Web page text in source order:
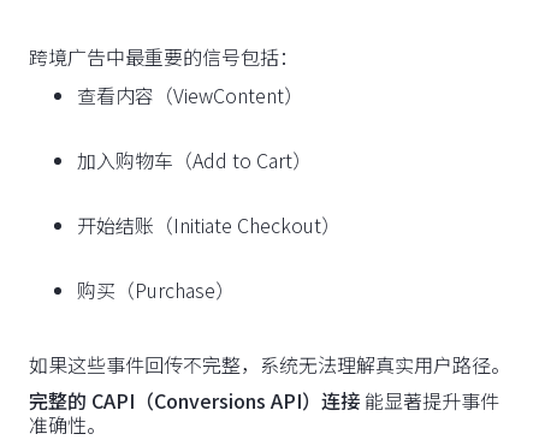
跨境广告中最重要的信号包括：
查看内容（ViewContent）
加入购物车（Add to Cart）
开始结账（Initiate Checkout）
购买（Purchase）
如果这些事件回传不完整，系统无法理解真实用户路径。
完整的 CAPI（Conversions API）连接 能显著提升事件
准确性。